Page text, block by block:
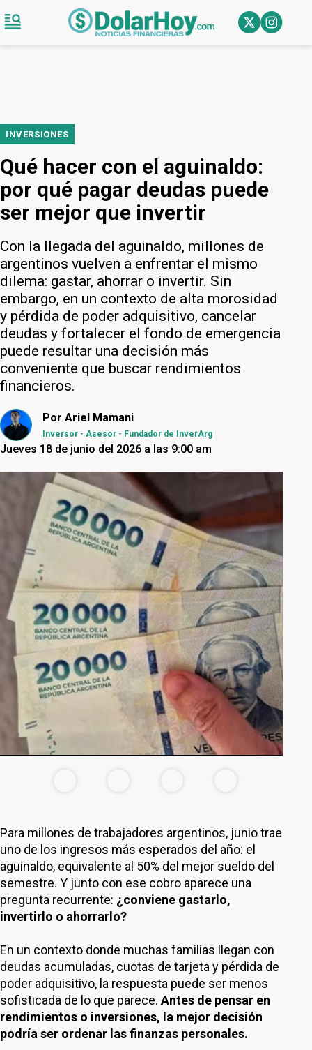
INVERSIONES
Qué hacer con el aguinaldo:
por qué pagar deudas puede
ser mejor que invertir
Con la llegada del aguinaldo, millones de
argentinos vuelven a enfrentar el mismo
dilema: gastar, ahorrar o invertir. Sin
embargo, en un contexto de alta morosidad
y pérdida de poder adquisitivo, cancelar
deudas y fortalecer el fondo de emergencia
puede resultar una decisión más
conveniente que buscar rendimientos
financieros.
Por Ariel Mamani
Inversor - Asesor - Fundador de InverArg
Jueves 18 de junio del 2026 a las 9:00 am
Para millones de trabajadores argentinos, junio trae
uno de los ingresos más esperados del año: el
aguinaldo, equivalente al 50% del mejor sueldo del
semestre. Y junto con ese cobro aparece una
pregunta recurrente: ¿conviene gastarlo,
invertirlo o ahorrarlo?
En un contexto donde muchas familias llegan con
deudas acumuladas, cuotas de tarjeta y pérdida de
poder adquisitivo, la respuesta puede ser menos
sofisticada de lo que parece. Antes de pensar en
rendimientos o inversiones, la mejor decisión
podría ser ordenar las finanzas personales.